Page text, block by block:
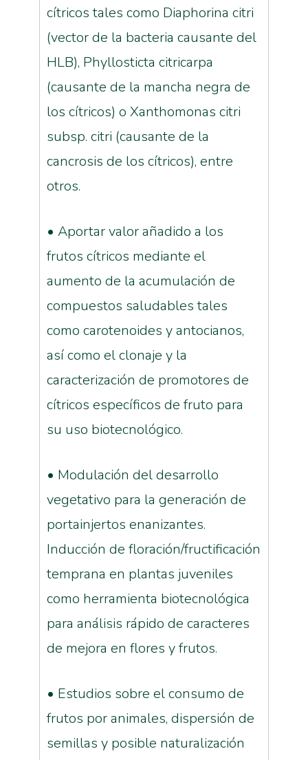
cítricos tales como Diaphorina citri
(vector de la bacteria causante del
HLB), Phyllosticta citricarpa
(causante de la mancha negra de
los cítricos) o Xanthomonas citri
subsp. citri (causante de la
cancrosis de los cítricos), entre
otros.
• Aportar valor añadido a los
frutos cítricos mediante el
aumento de la acumulación de
compuestos saludables tales
como carotenoides y antocianos,
así como el clonaje y la
caracterización de promotores de
cítricos específicos de fruto para
su uso biotecnológico.
• Modulación del desarrollo
vegetativo para la generación de
portainjertos enanizantes.
Inducción de floración/fructificación
temprana en plantas juveniles
como herramienta biotecnológica
para análisis rápido de caracteres
de mejora en flores y frutos.
• Estudios sobre el consumo de
frutos por animales, dispersión de
semillas y posible naturalización